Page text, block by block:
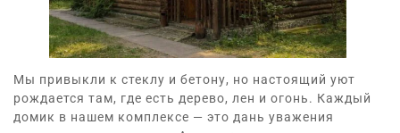
Мы привыкли к стеклу и бетону, но настоящий уют
рождается там, где есть дерево, лен и огонь. Каждый
домик в нашем комплексе — это дань уважения